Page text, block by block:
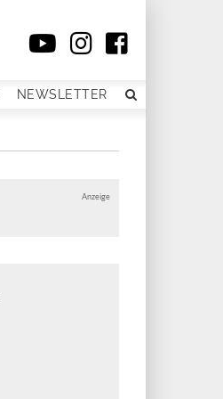
NEWSLETTER
Anzeige